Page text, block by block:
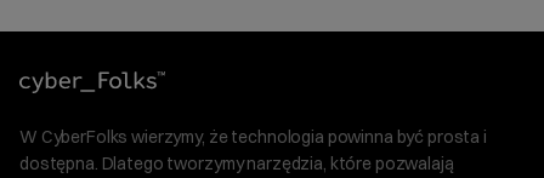
W CyberFolks wierzymy, że technologia powinna być prosta i
dostępna. Dlatego tworzymy narzędzia, które pozwalają